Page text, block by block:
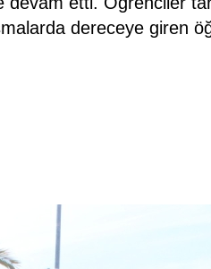
dereceye giren